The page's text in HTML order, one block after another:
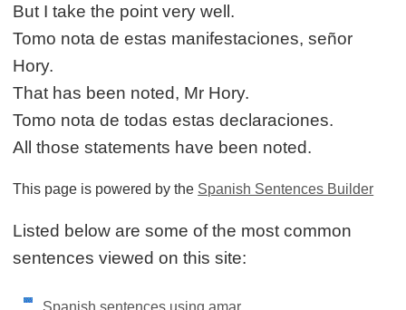
But I take the point very well.
Tomo nota de estas manifestaciones, señor
Hory.
That has been noted, Mr Hory.
Tomo nota de todas estas declaraciones.
All those statements have been noted.
This page is powered by the Spanish Sentences Builder
Listed below are some of the most common
sentences viewed on this site:
Spanish sentences using amar